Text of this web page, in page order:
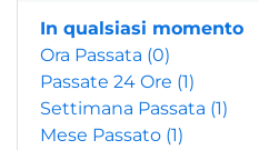
In qualsiasi momento
Ora Passata (0)
Passate 24 Ore (1)
Settimana Passata (1)
Mese Passato (1)